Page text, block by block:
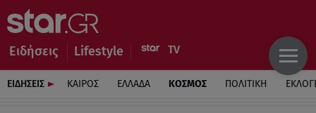
Ειδήσεις Lifestyle
ΕΙΔΗΣΕΙΣ ΚΑΙΡΟΣ ΕΛΛΑΔΑ ΚΟΣΜΟΣ ΠΟΛΙΤΙΚΗ